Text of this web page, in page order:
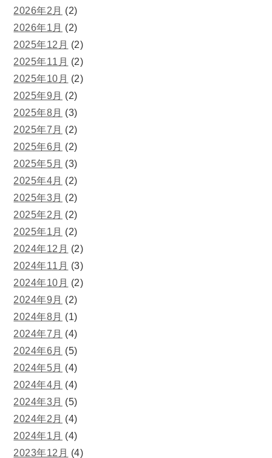
2026年2月 (2)
2026年1月 (2)
2025年12月 (2)
2025年11月 (2)
2025年10月 (2)
2025年9月 (2)
2025年8月 (3)
2025年7月 (2)
2025年6月 (2)
2025年5月 (3)
2025年4月 (2)
2025年3月 (2)
2025年2月 (2)
2025年1月 (2)
2024年12月 (2)
2024年11月 (3)
2024年10月 (2)
2024年9月 (2)
2024年8月 (1)
2024年7月 (4)
2024年6月 (5)
2024年5月 (4)
2024年4月 (4)
2024年3月 (5)
2024年2月 (4)
2024年1月 (4)
2023年12月 (4)